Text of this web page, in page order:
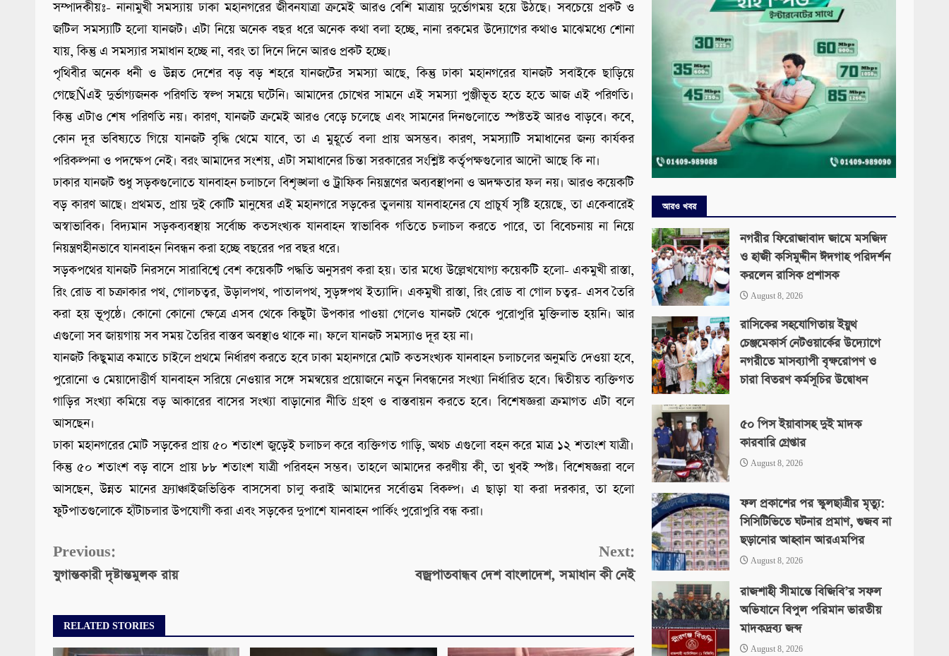
সম্পাদকীয়ঃ- নানামুখী সমস্যায় ঢাকা মহানগরের জীবনযাত্রা ক্রমেই আরও বেশি মাত্রায় দুর্ভোগময় হয়ে উঠছে। সবচেয়ে প্রকট ও
জটিল সমস্যাটি হলো যানজট। এটা নিয়ে অনেক বছর ধরে অনেক কথা বলা হচ্ছে, নানা রকমের উদ্যোগের কথাও মাঝেমধ্যে শোনা
যায়, কিন্তু এ সমস্যার সমাধান হচ্ছে না, বরং তা দিনে দিনে আরও প্রকট হচ্ছে।
পৃথিবীর অনেক ধনী ও উন্নত দেশের বড় বড় শহরে যানজটের সমস্যা আছে, কিন্তু ঢাকা মহানগরের যানজট সবাইকে ছাড়িয়ে
গেছেÑএই দুর্ভাগ্যজনক পরিণতি স্বল্প সময়ে ঘটেনি। আমাদের চোখের সামনে এই সমস্যা পুঞ্জীভূত হতে হতে আজ এই পরিণতি।
কিন্তু এটাও শেষ পরিণতি নয়। কারণ, যানজট ক্রমেই আরও বেড়ে চলেছে এবং সামনের দিনগুলোতে স্পষ্টতই আরও বাড়বে। কবে,
কোন দূর ভবিষ্যতে গিয়ে যানজট বৃদ্ধি থেমে যাবে, তা এ মুহূর্তে বলা প্রায় অসম্ভব। কারণ, সমস্যাটি সমাধানের জন্য কার্যকর
পরিকল্পনা ও পদক্ষেপ নেই। বরং আমাদের সংশয়, এটা সমাধানের চিন্তা সরকারের সংশ্লিষ্ট কর্তৃপক্ষগুলোর আদৌ আছে কি না।
ঢাকার যানজট শুধু সড়কগুলোতে যানবাহন চলাচলে বিশৃঙ্খলা ও ট্রাফিক নিয়ন্ত্রণের অব্যবস্থাপনা ও অদক্ষতার ফল নয়। আরও কয়েকটি
বড় কারণ আছে। প্রথমত, প্রায় দুই কোটি মানুষের এই মহানগরে সড়কের তুলনায় যানবাহনের যে প্রাচুর্য সৃষ্টি হয়েছে, তা একেবারেই
অস্বাভাবিক। বিদ্যমান সড়কব্যবস্থায় সর্বোচ্চ কতসংখ্যক যানবাহন স্বাভাবিক গতিতে চলাচল করতে পারে, তা বিবেচনায় না নিয়ে
নিয়ন্ত্রণহীনভাবে যানবাহন নিবন্ধন করা হচ্ছে বছরের পর বছর ধরে।
সড়কপথের যানজট নিরসনে সারাবিশ্বে বেশ কয়েকটি পদ্ধতি অনুসরণ করা হয়। তার মধ্যে উল্লেখযোগ্য কয়েকটি হলো- একমুখী রাস্তা,
রিং রোড বা চক্রাকার পথ, গোলচত্বর, উড়ালপথ, পাতালপথ, সুড়ঙ্গপথ ইত্যাদি। একমুখী রাস্তা, রিং রোড বা গোল চত্বর- এসব তৈরি
করা হয় ভূপৃষ্ঠে। কোনো কোনো ক্ষেত্রে এসব থেকে কিছুটা উপকার পাওয়া গেলেও যানজট থেকে পুরোপুরি মুক্তিলাভ হয়নি। আর
এগুলো সব জায়গায় সব সময় তৈরির বাস্তব অবস্থাও থাকে না। ফলে যানজট সমস্যাও দূর হয় না।
যানজট কিছুমাত্র কমাতে চাইলে প্রথমে নির্ধারণ করতে হবে ঢাকা মহানগরে মোট কতসংখ্যক যানবাহন চলাচলের অনুমতি দেওয়া হবে,
পুরোনো ও মেয়াদোত্তীর্ণ যানবাহন সরিয়ে নেওয়ার সঙ্গে সমন্বয়ের প্রয়োজনে নতুন নিবন্ধনের সংখ্যা নির্ধারিত হবে। দ্বিতীয়ত ব্যক্তিগত
গাড়ির সংখ্যা কমিয়ে বড় আকারের বাসের সংখ্যা বাড়ানোর নীতি গ্রহণ ও বাস্তবায়ন করতে হবে। বিশেষজ্ঞরা ক্রমাগত এটা বলে
আসছেন।
ঢাকা মহানগরের মোট সড়কের প্রায় ৫০ শতাংশ জুড়েই চলাচল করে ব্যক্তিগত গাড়ি, অথচ এগুলো বহন করে মাত্র ১২ শতাংশ যাত্রী।
কিন্তু ৫০ শতাংশ বড় বাসে প্রায় ৮৮ শতাংশ যাত্রী পরিবহন সম্ভব। তাহলে আমাদের করণীয় কী, তা খুবই স্পষ্ট। বিশেষজ্ঞরা বলে
আসছেন, উন্নত মানের ফ্র্যাঞ্চাইজভিত্তিক বাসসেবা চালু করাই আমাদের সর্বোত্তম বিকল্প। এ ছাড়া যা করা দরকার, তা হলো
ফুটপাতগুলোকে হাঁটাচলার উপযোগী করা এবং সড়কের দুপাশে যানবাহন পার্কিং পুরোপুরি বন্ধ করা।
Continue
Reading
Previous:
যুগান্তকারী দৃষ্টান্তমুলক রায়
Next:
বজ্রপাতবান্ধব দেশ বাংলাদেশ, সমাধান কী নেই
RELATED STORIES
আরও খবর
নগরীর ফিরোজাবাদ জামে মসজিদ
ও হাজী কসিমুদ্দীন ঈদগাহ পরিদর্শন
করলেন রাসিক প্রশাসক
August 8, 2026
রাসিকের সহযোগিতায় ইয়ুথ
চেঞ্জমেকার্স নেটওয়ার্কের উদ্যোগে
নগরীতে মাসব্যাপী বৃক্ষরোপণ ও
চারা বিতরণ কর্মসূচির উদ্বোধন
৫০ পিস ইয়াবাসহ দুই মাদক
কারবারি গ্রেপ্তার
August 8, 2026
ফল প্রকাশের পর স্কুলছাত্রীর মৃত্যু:
সিসিটিভিতে ঘটনার প্রমাণ, গুজব না
ছড়ানোর আহ্বান আরএমপির
August 8, 2026
রাজশাহী সীমান্তে বিজিবি’র সফল
অভিযানে বিপুল পরিমান ভারতীয়
মাদকদ্রব্য জব্দ
August 8, 2026